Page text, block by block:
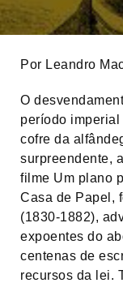
Por Leandro
O
período imperial
cofre da
surpreendente,
filme Um plano
Casa de Papel,
(1830-1882),
expoentes do
centenas de
recursos da lei.